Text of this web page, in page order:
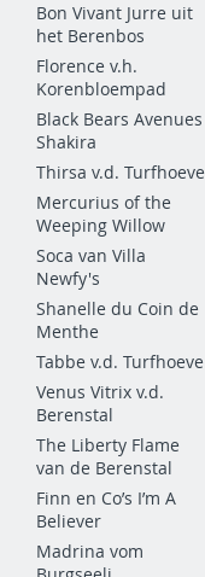
Bon Vivant Jurre uit
het Berenbos
Florence v.h.
Korenbloempad
Black Bears Avenues
Shakira
Thirsa v.d. Turfhoeve
Mercurius of the
Weeping Willow
Soca van Villa
Newfy's
Shanelle du Coin de
Menthe
Tabbe v.d. Turfhoeve
Venus Vitrix v.d.
Berenstal
The Liberty Flame
van de Berenstal
Finn en Co’s I’m A
Believer
Madrina vom